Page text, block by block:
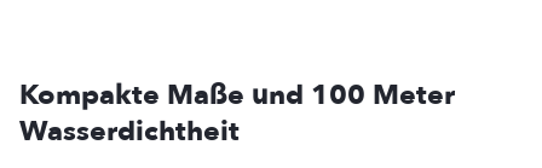
Kompakte Maße und 100 Meter
Wasserdichtheit